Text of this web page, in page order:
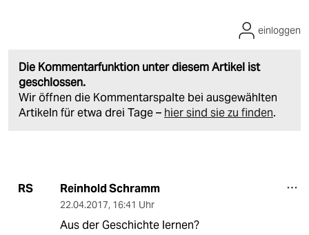
Die Kommentarfunktion unter diesem Artikel ist
geschlossen.
Wir öffnen die Kommentarspalte bei ausgewählten
Artikeln für etwa drei Tage – hier sind sie zu finden.
einloggen
RS Reinhold Schramm
22.04.2017, 16:41 Uhr
Aus der Geschichte lernen?